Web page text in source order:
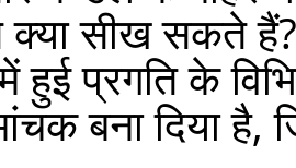
सीख सकते
में हुई प्रगति के
बना दिया